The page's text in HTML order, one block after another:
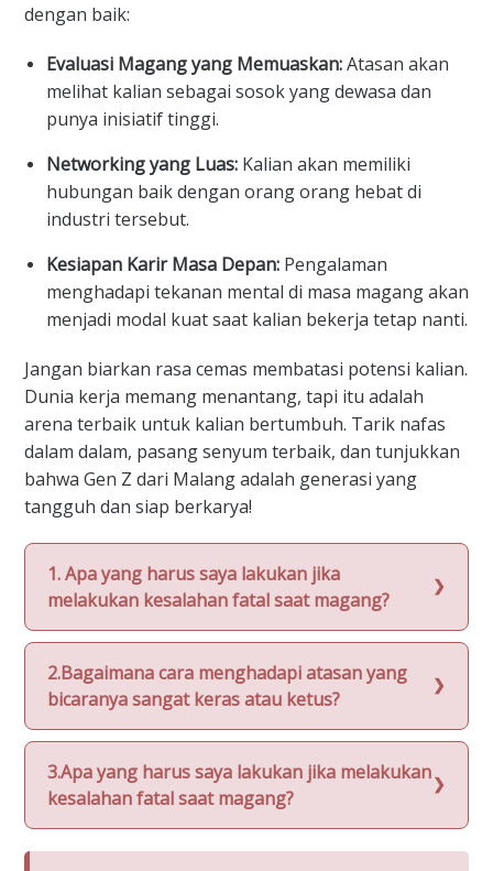
dengan baik:
Evaluasi Magang yang Memuaskan:Atasan akan
melihat kalian sebagai sosok yang dewasa dan
punya inisiatif tinggi.
Networking yang Luas: Kalian akan memiliki
hubungan baik dengan orang orang hebat di
industri tersebut.
Kesiapan Karir Masa Depan: Pengalaman
menghadapi tekanan mental di masa magang akan
menjadi modal kuat saat kalian bekerja tetap nanti.
Jangan biarkan rasa cemas membatasi potensi kalian.
Dunia kerja memang menantang, tapi itu adalah
arena terbaik untuk kalian bertumbuh. Tarik nafas
dalam dalam, pasang senyum terbaik, dan tunjukkan
bahwa Gen Z dari Malang adalah generasi yang
tangguh dan siap berkarya!
1. Apa yang harus saya lakukan jika
melakukan kesalahan fatal saat magang?
2.Bagaimana cara menghadapi atasan yang
bicaranya sangat keras atau ketus?
3.Apa yang harus saya lakukan jika melakukan
kesalahan fatal saat magang?